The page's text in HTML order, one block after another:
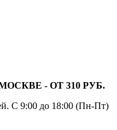
- ОТ 310 РУБ.
С 9:00 до 18:00 (Пн-Пт)